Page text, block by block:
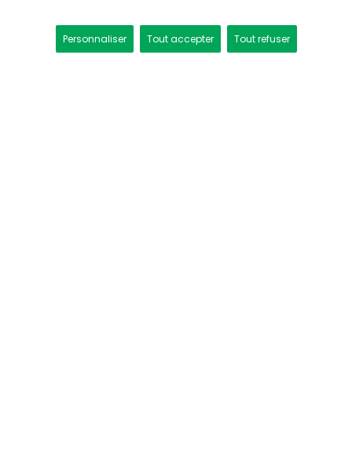
Personnaliser Tout accepter Tout refuser